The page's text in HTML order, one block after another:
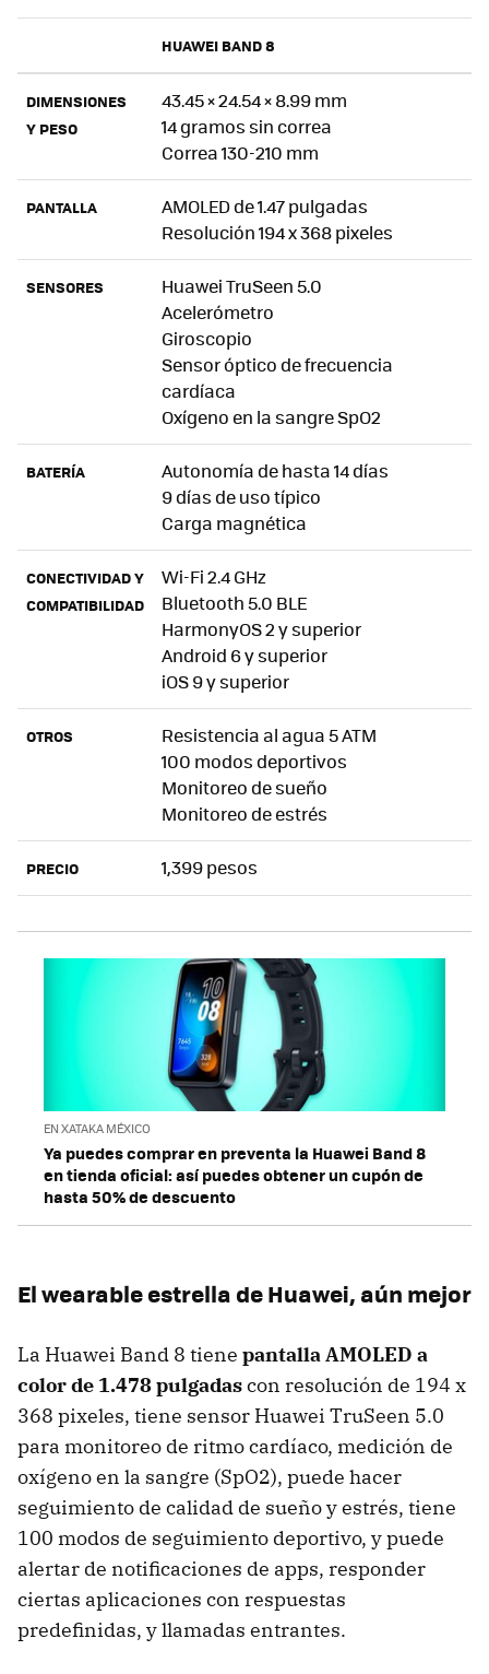
HUAWEI BAND 8
DIMENSIONES
Y PESO
43.45 × 24.54 × 8.99 mm
14 gramos sin correa
Correa 130-210 mm
PANTALLA
AMOLED de 1.47 pulgadas
Resolución 194 x 368 pixeles
SENSORES
Huawei TruSeen 5.0
Acelerómetro
Giroscopio
Sensor óptico de frecuencia
cardíaca
Oxígeno en la sangre SpO2
BATERÍA
Autonomía de hasta 14 días
9 días de uso típico
Carga magnética
CONECTIVIDAD Y
COMPATIBILIDAD
Wi-Fi 2.4 GHz
Bluetooth 5.0 BLE
HarmonyOS 2 y superior
Android 6 y superior
iOS 9 y superior
OTROS
Resistencia al agua 5 ATM
100 modos deportivos
Monitoreo de sueño
Monitoreo de estrés
PRECIO 1,399 pesos
EN XATAKA MÉXICO
Ya puedes comprar en preventa la Huawei Band 8
en tienda oficial: así puedes obtener un cupón de
hasta 50% de descuento
El wearable estrella de Huawei, aún mejor
La Huawei Band 8 tiene pantalla AMOLED a
color de 1.478 pulgadascon resolución de 194 x
368 pixeles, tiene sensor Huawei TruSeen 5.0
para monitoreo de ritmo cardíaco, medición de
oxígeno en la sangre (SpO2), puede hacer
seguimiento de calidad de sueño y estrés, tiene
100 modos de seguimiento deportivo, y puede
alertar de notificaciones de apps, responder
ciertas aplicaciones con respuestas
predefinidas, y llamadas entrantes.